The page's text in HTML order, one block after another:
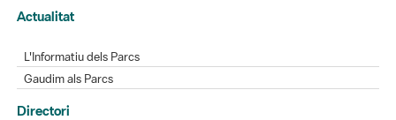
Actualitat
L'Informatiu dels Parcs
Gaudim als Parcs
Directori